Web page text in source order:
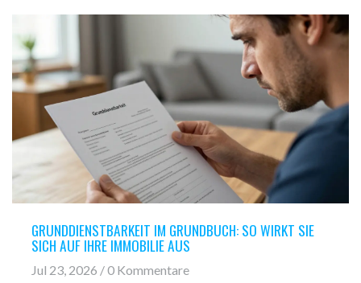
GRUNDDIENSTBARKEIT IM GRUNDBUCH: SO WIRKT SIE
SICH AUF IHRE IMMOBILIE AUS
Jul 23, 2026 / 0 Kommentare